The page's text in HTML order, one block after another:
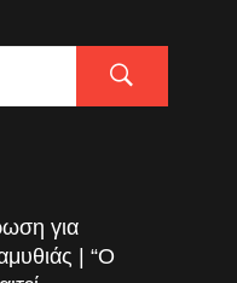
για
| “Ο